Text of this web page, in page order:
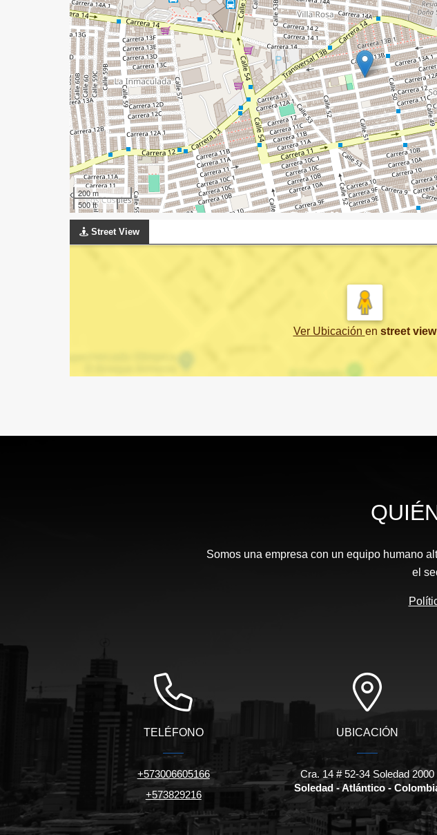
200 m
500 ft
Street View
Ver Ubicación en street view
Somos una empresa con un equipo humano
el
TELÉFONO
+573006605166
+573829216
UBICACIÓN
Cra. 14 # 52-34 Soledad 2000
Soledad - Atlántico -